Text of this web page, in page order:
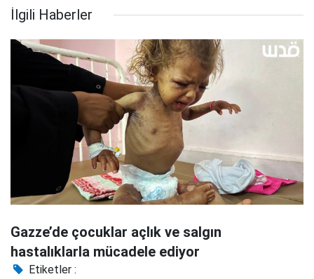
İlgili Haberler
Gazze’de çocuklar açlık ve salgın
hastalıklarla mücadele ediyor
Etiketler :